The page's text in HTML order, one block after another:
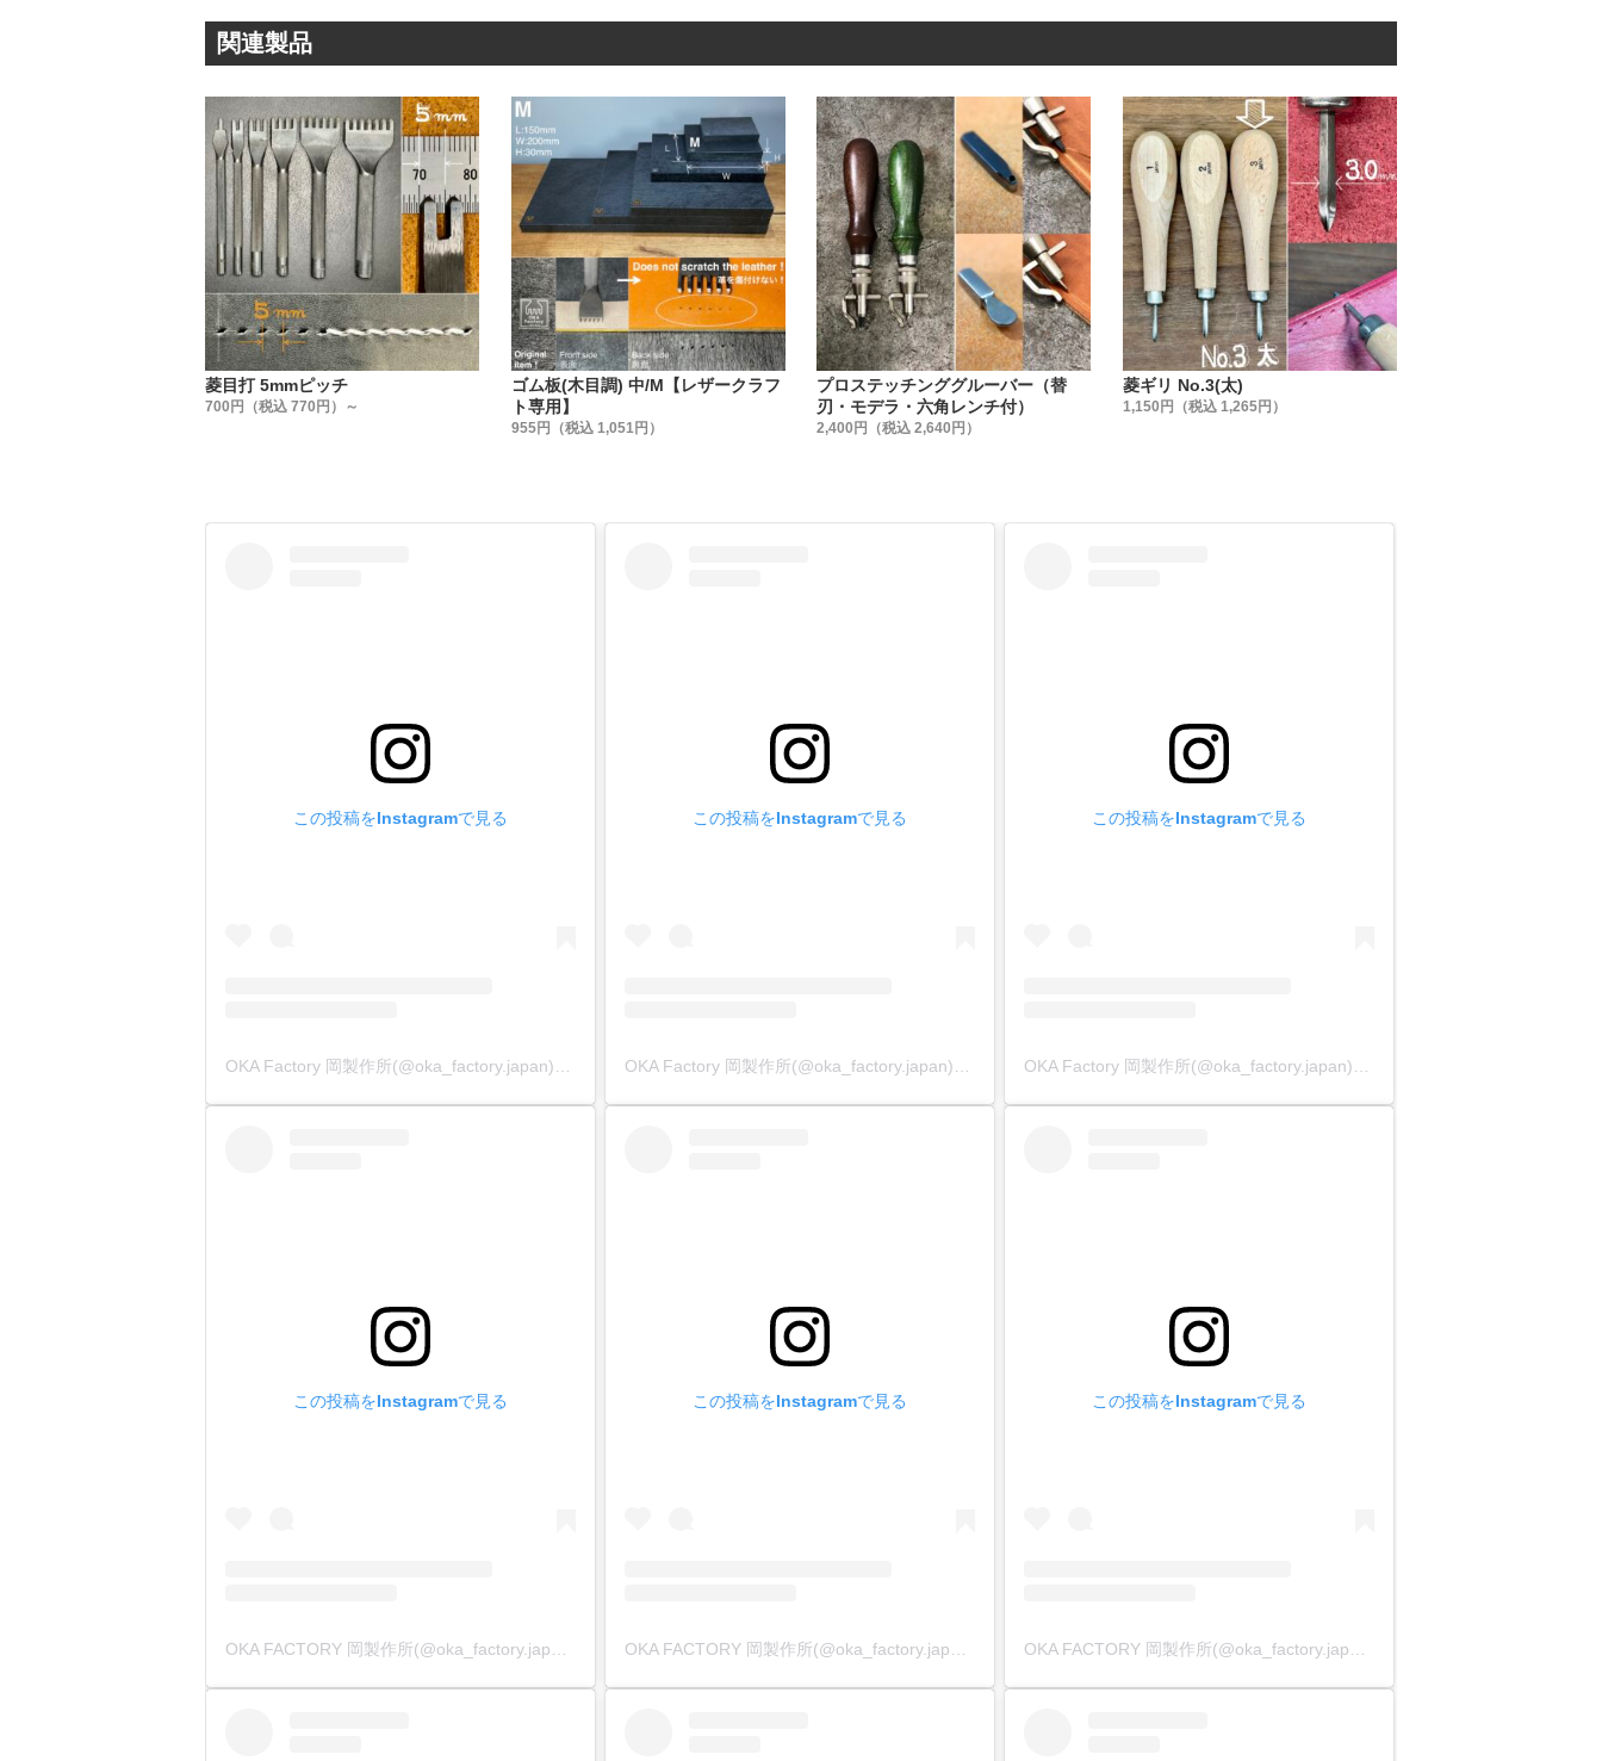
革手縫いの歴史は長く【菱型の穴にする理由】があります。
(ヨーロッパ目打ちも同じ原理です。)
②革手縫いは主に#0~#8迄の太い糸を使用します。
(ミシン縫いは、針と糸も細く、縫い目の構造が異なります。)
太い糸の為、当然針も太く、必要最低限の穴で、太い糸と太い針を通せる穴が必要となります。
革手縫いの長い歴史の中で、上記の条件を満たした、最も適した形状が菱型となりました。
下記が【特徴】です
①刃形状ついて
通常の菱目打ちの逆刃バージョンです。
穴が逆なので、縫い目も逆にする事が出来ます。
手縫いする時は、糸が交差する向きも逆にして下さい。
その為、抜群の切れ味を体感頂けます。
刃の角度と研磨による効果から、革から菱目打を抜きやすいので素材のダメージがありません。
関連製品
菱目打 5mmピッチ
700円（税込 770円）～
ゴム板(木目調) 中/M【レザークラフ
ト専用】
955円（税込 1,051円）
プロステッチンググルーバー（替
刃・モデラ・六角レンチ付）
2,400円（税込 2,640円）
菱ギリ No.3(太)
1,150円（税込 1,265円）
この投稿をInstagramで見る この投稿をInstagramで見る この投稿をInstagramで見る
この投稿をInstagramで見る この投稿をInstagramで見る この投稿をInstagramで見る